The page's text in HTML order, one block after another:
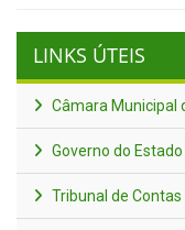
LINKS ÚTEIS
Câmara Municipal
Governo do
Tribunal de